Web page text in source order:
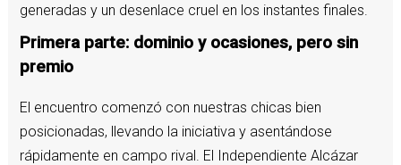
generadas y un desenlace cruel en los instantes finales.
Primera parte: dominio y ocasiones, pero sin
premio
El encuentro comenzó con nuestras chicas bien
posicionadas, llevando la iniciativa y asentándose
rápidamente en campo rival. El Independiente Alcázar